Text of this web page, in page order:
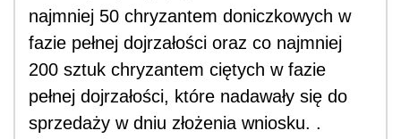
najmniej 50 chryzantem doniczkowych w
fazie pełnej dojrzałości oraz co najmniej
200 sztuk chryzantem ciętych w fazie
pełnej dojrzałości, które nadawały się do
sprzedaży w dniu złożenia wniosku. .